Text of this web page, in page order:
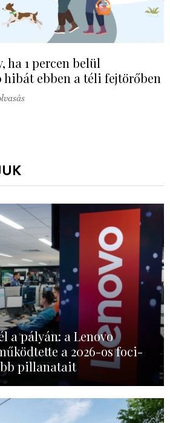
ha 1 percen belül
hibát ebben a téli fejtörőben
a pályán: a Lenovo
a 2026-os foci-
pillanatait